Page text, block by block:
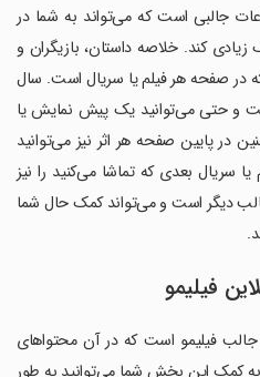
جالبی است که می‌تواند به شما در
کند. خلاصه داستان، بازیگران و
در صفحه هر فیلم یا سریال است. سال
و حتی می‌توانید یک پیش نمایش یا
در پایین صفحه هر اثر نیز می‌توانید
یا سریال بعدی که تماشا می‌کنید را نیز
دیگر است و می‌تواند کمک حال شما
فیلیمو
فیلیمو است که در آن محتواهای